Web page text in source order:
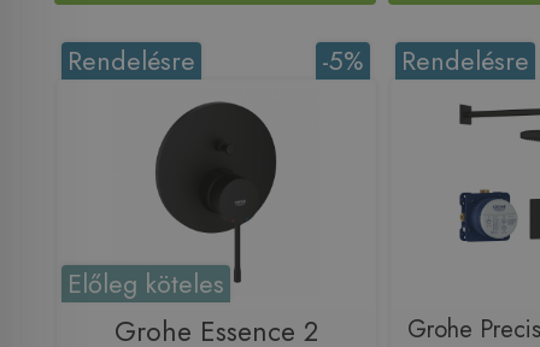
-5%
Rendelésre
Előleg köteles
Grohe Essence 2
Rendelésre
Grohe